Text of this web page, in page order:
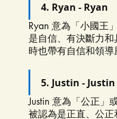
4. Ryan - Ryan
Ryan 意為「小國王
是自信、有決斷力
時也帶有自信和領導
5. Justin - Justin
Justin 意為「公正」
被認為是正直、公